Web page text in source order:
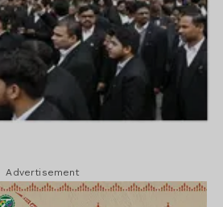
Advertisement